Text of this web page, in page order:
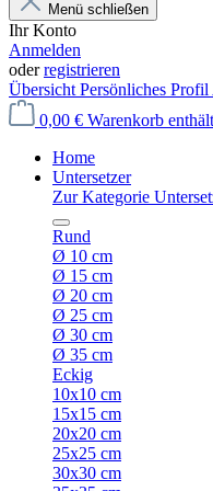
Menü schließen
Ihr Konto
Anmelden
oderregistrieren
Übersicht Persönliches Profil
0,00 € Warenkorb
Home
Untersetzer
Zur Kategorie
Rund
Ø 10 cm
Ø 15 cm
Ø 20 cm
Ø 25 cm
Ø 30 cm
Ø 35 cm
Eckig
10x10 cm
15x15 cm
20x20 cm
25x25 cm
30x30 cm